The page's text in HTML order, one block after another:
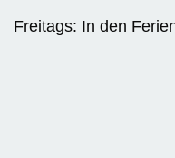
Freitags: In den